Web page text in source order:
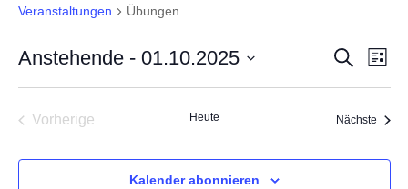
Veranstaltungen Übungen
Suche
Liste
Anstehende - 01.10.2025
Vorherige
Heute Nächste
Kalender abonnieren